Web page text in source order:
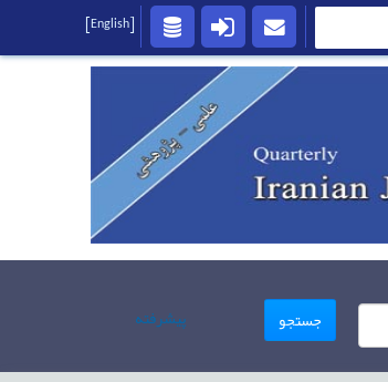
جستجو پیشرفته
[English]